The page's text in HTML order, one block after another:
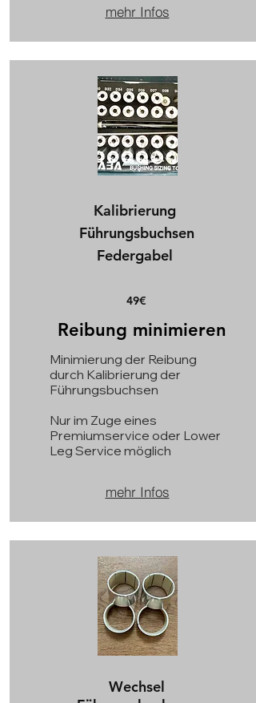
mehr Infos
Kalibrierung
Führungsbuchsen
Federgabel
49€​
Reibung minimieren
Minimierung der Reibung
durch Kalibrierung der
Führungsbuchsen
Nur im Zuge eines
Premiumservice oder Lower
Leg Service möglich
mehr Infos
Wechsel